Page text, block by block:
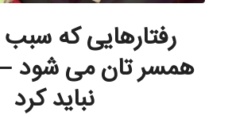
رفتارهایی که
همسر تان می شود
نباید کرد